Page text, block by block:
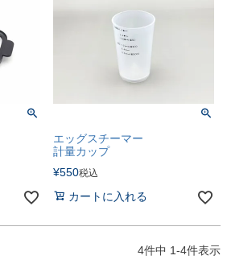
エッグスチーマー
計量カップ
¥550税込
カートに入れる
4件中 1-4件表示